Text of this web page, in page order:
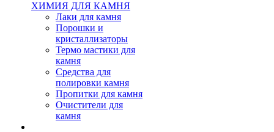
ХИМИЯ ДЛЯ КАМНЯ
Лаки для камня
Порошки и
кристаллизаторы
Термо мастики для
камня
Средства для
полировки камня
Пропитки для камня
Очистители для
камня